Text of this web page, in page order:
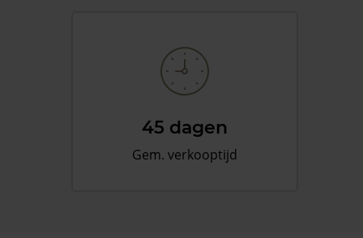
45 dagen
Gem. verkooptijd